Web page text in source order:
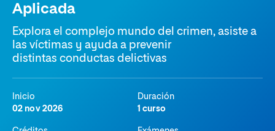
Aplicada
Explora el complejo mundo del crimen, asiste a
las víctimas y ayuda a prevenir
distintas conductas delictivas
Inicio
02 nov 2026
Duración
1 curso